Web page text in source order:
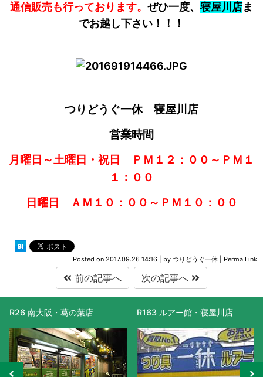
通信販売も行っております。 ぜひ一度、寝屋川店ま
でお越し下さい！！！
つりどうぐ一休 寝屋川店
営業時間
月曜日～土曜日・祝日 ＰＭ１２：００～ＰＭ１
１：００
日曜日 ＡＭ１０：００～ＰＭ１０：００
Posted on 2017.09.26 14:16 by つりどうぐ一休 Perma Link
前の記事へ 次の記事へ
R26 南大阪・葛の葉店 R163 ルアー館・寝屋川店